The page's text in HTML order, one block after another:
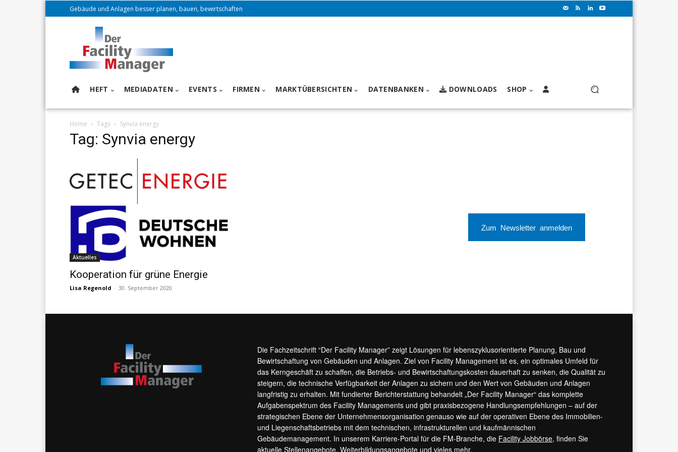
Gebäude und Anlagen besser planen, bauen, bewirtschaften
HEFT MEDIADATEN EVENTS FIRMEN MARKTÜBERSICHTEN DATENBANKEN DOWNLOADS SHOP
Home Tags Synvia energy
Tag: Synvia energy
Aktuelles
Kooperation für grüne Energie
Lisa Regenold - 30. September 2020
Zum Newsletter anmelden
Die Fachzeitschrift “Der Facility Manager” zeigt Lösungen für lebenszyklusorientierte Planung, Bau und
Bewirtschaftung von Gebäuden und Anlagen. Ziel von Facility Management ist es, ein optimales Umfeld für
das Kerngeschäft zu schaffen, die Betriebs- und Bewirtschaftungskosten dauerhaft zu senken, die Qualität zu
steigern, die technische Verfügbarkeit der Anlagen zu sichern und den Wert von Gebäuden und Anlagen
langfristig zu erhalten. Mit fundierter Berichterstattung behandelt „Der Facility Manager“ das komplette
Aufgabenspektrum des Facility Managements und gibt praxisbezogene Handlungsempfehlungen – auf der
strategischen Ebene der Unternehmensorganisation genauso wie auf der operativen Ebene des Immobilien-
und Liegenschaftsbetriebs mit dem technischen, infrastrukturellen und kaufmännischen
Gebäudemanagement. In unserem Karriere-Portal für die FM-Branche, die Facility Jobbörse, finden Sie
aktuelle Stellenangebote, Weiterbildungsangebote und vieles mehr.